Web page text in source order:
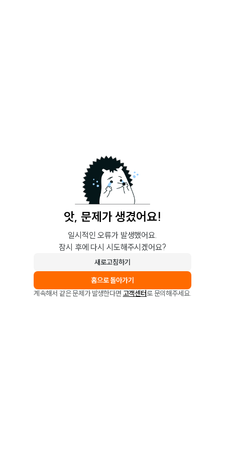
앗, 문제가 생겼어요!
일시적인 오류가 발생했어요.
잠시 후에 다시 시도해주시겠어요?
새로고침하기
홈으로 돌아가기
계속해서 같은 문제가 발생한다면 고객센터로 문의해주세요.